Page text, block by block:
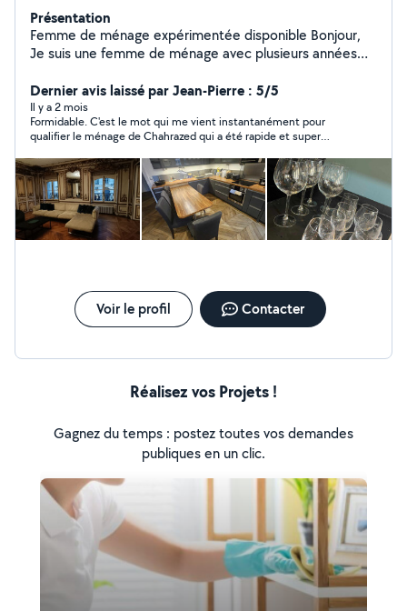
Présentation
Femme de ménage expérimentée disponible Bonjour,
Je suis une femme de ménage avec plusieurs années
appartements et bureaux. Sérieuse, fiable et organisée,
je veille à offrir un service de nettoyage impeccable. Je
propose : Nettoyage complet (sols, poussière, vitres,
cuisine, sanitaires) Repassage et entretien du linge
Désinfection et rangement Travail soigné et efficace J'ai
déjà travaillé pour plusieurs familles et entreprises, et je
suis recommandée pour mon sérieux et mon
professionnalisme. Si vous recherchez une personne de
confiance pour entretenir votre intérieur, n'hésitez pas à
Dernier avis laissé par Jean-Pierre : 5/5
Il y a 2 mois
Formidable. C'est le mot qui me vient instantanément pour
qualifier le ménage de Chahrazed qui a été rapide et super
compliquées en raison de la chaleur. Elle a gardé son sourire et
son efficacité. Je suis donc ravi de la recommander et de la
solliciter à nouveau la semaine prochaine. Merci pour la
performance et le travail fourni. Jean-Pierre
Voir le profil Contacter
Réalisez vos Projets !
Gagnez du temps : postez toutes vos demandes
publiques en un clic.